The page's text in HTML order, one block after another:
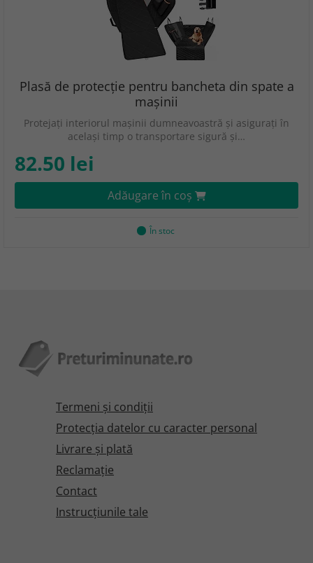
Plasă de protecție pentru bancheta din spate a
mașinii
Protejați interiorul mașinii dumneavoastră și asigurați în
același timp o transportare sigură și…
82.50 lei
Adăugare în coş
În stoc
Termeni şi condiţii
Protecţia datelor cu caracter personal
Livrare și plată
Reclamaţie
Contact
Instrucțiunile tale